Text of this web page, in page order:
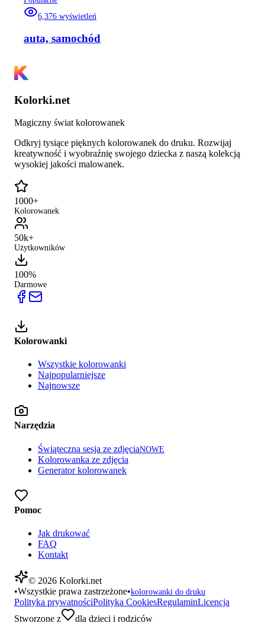
6,376 wyświetleń
auta, samochód
Kolorki.net
Magiczny świat kolorowanek
Odkryj tysiące pięknych kolorowanek do druku. Rozwijaj
kreatywność i wyobraźnię swojego dziecka z naszą kolekcją
wysokiej jakości malowanek.
1000+
Kolorowanek
50k+
Użytkowników
100%
Darmowe
Kolorowanki
Wszystkie kolorowanki
Najpopularniejsze
Najnowsze
Narzędzia
Świąteczna sesja ze zdjęciaNOWE
Kolorowanka ze zdjęcia
Generator kolorowanek
Pomoc
Jak drukować
FAQ
Kontakt
© 2026 Kolorki.net
•Wszystkie prawa zastrzeżone•kolorowanki do druku
Polityka prywatnościPolityka CookiesRegulaminLicencja
Stworzone z
dla dzieci i rodziców